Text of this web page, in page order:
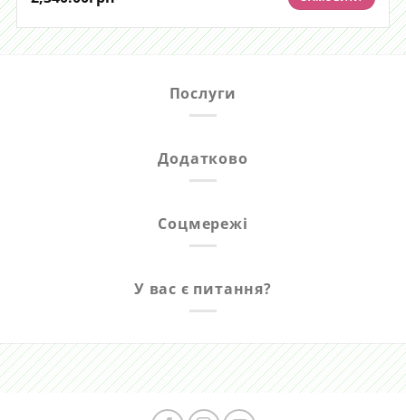
Послуги
Додатково
Соцмережі
У вас є питання?